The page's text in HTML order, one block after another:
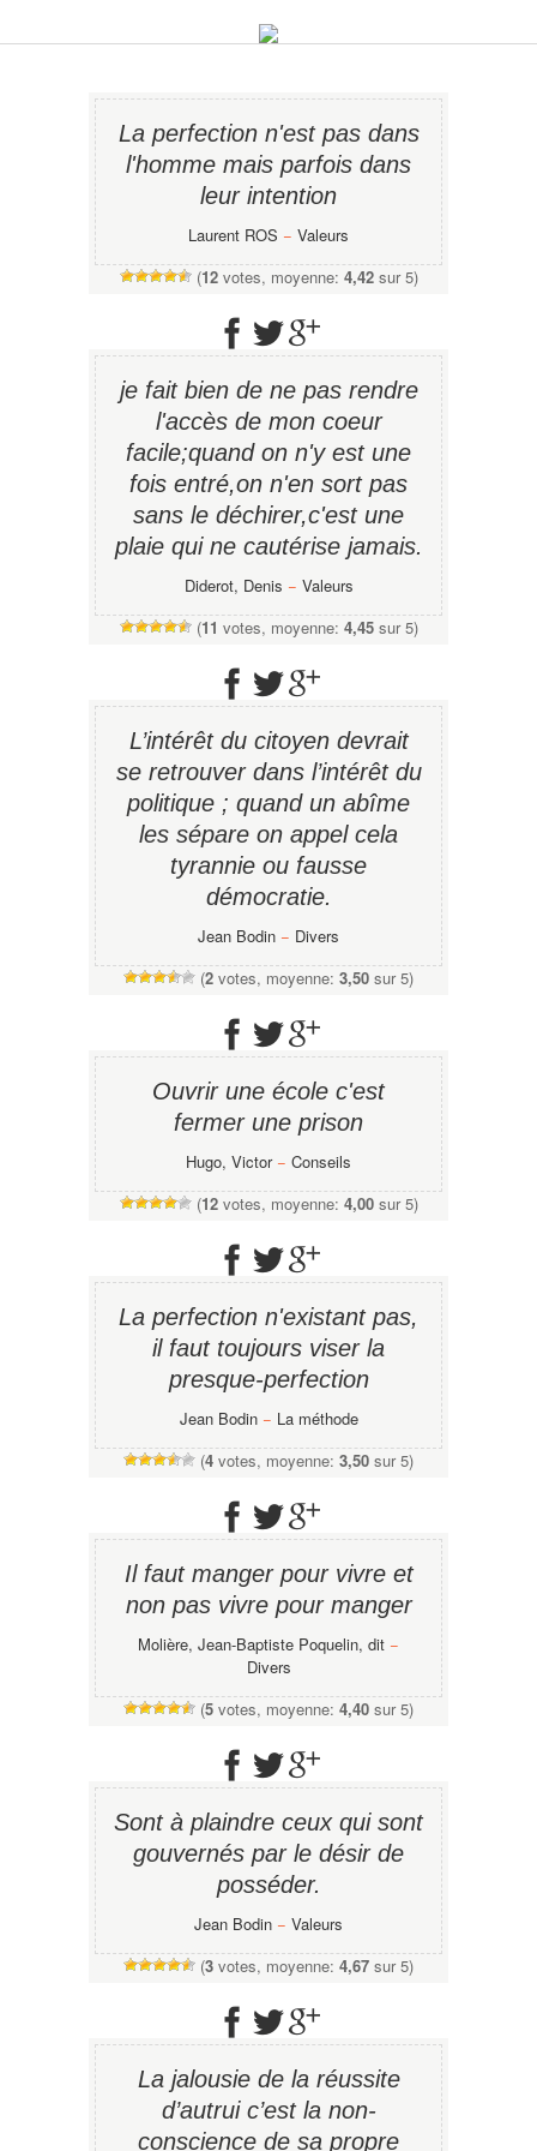
La perfection n'est pas dans
l'homme mais parfois dans
leur intention
Laurent ROS − Valeurs
(12votes, moyenne: 4,42sur 5)
je fait bien de ne pas rendre
l'accès de mon coeur
facile;quand on n'y est une
fois entré,on n'en sort pas
sans le déchirer,c'est une
plaie qui ne cautérise jamais.
Diderot, Denis − Valeurs
(11 votes, moyenne: 4,45sur 5)
L’intérêt du citoyen devrait
se retrouver dans l’intérêt du
politique ; quand un abîme
les sépare on appel cela
tyrannie ou fausse
démocratie.
Jean Bodin − Divers
(2 votes, moyenne: 3,50 sur 5)
Ouvrir une école c'est
fermer une prison
Hugo, Victor− Conseils
(12votes, moyenne: 4,00sur 5)
La perfection n'existant pas,
il faut toujours viser la
presque-perfection
Jean Bodin− La méthode
(4 votes, moyenne: 3,50 sur 5)
Il faut manger pour vivre et
non pas vivre pour manger
Molière, Jean-Baptiste Poquelin, dit −
Divers
(5 votes, moyenne: 4,40 sur 5)
Sont à plaindre ceux qui sont
gouvernés par le désir de
posséder.
Jean Bodin − Valeurs
(3 votes, moyenne: 4,67 sur 5)
La jalousie de la réussite
d’autrui c’est la non-
conscience de sa propre